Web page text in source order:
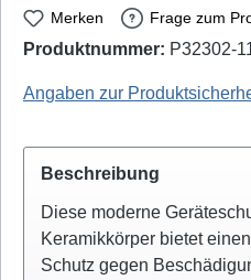
Merken Frage zum
Produktnummer: P32302-
Angaben zur
Beschreibung
Diese moderne
Keramikkörper bietet
Schutz gegen